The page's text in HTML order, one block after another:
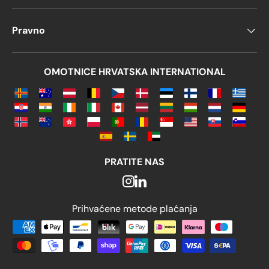
Pravno
OMOTNICE HRVATSKA INTERNATIONAL
PRATITE NAS
Prihvaćene metode plaćanja
Prihvaćene metode plaćanja